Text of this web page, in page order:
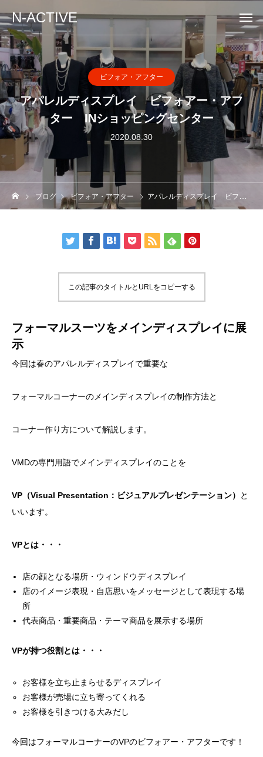
N-ACTIVE
ビフォア・アフター
アパレルディスプレイ ビフォアー・アフ
ター INショッピングセンター
2020.08.30
ブログ ビフォア・アフター アパレルディスプレイ ビフォアー・アフター INショッピングセンター
この記事のタイトルとURLをコピーする
フォーマルスーツをメインディスプレイに展
示
今回は春のアパレルディスプレイで重要な
フォーマルコーナーのメインディスプレイの制作方法と
コーナー作り方について解説します。
VMDの専門用語でメインディスプレイのことを
VP（Visual Presentation：ビジュアルプレゼンテーション）
と
いいます。
VPとは・・・
店の顔となる場所・ウィンドウディスプレイ
店のイメージ表現・自店思いをメッセージとして表現する場
所
代表商品・重要商品・テーマ商品を展示する場所
VPが持つ役割とは・・・
お客様を立ち止まらせるディスプレイ
お客様が売場に立ち寄ってくれる
お客様を引きつける大みだし
今回はフォーマルコーナーのVPのビフォアー・アフターです！